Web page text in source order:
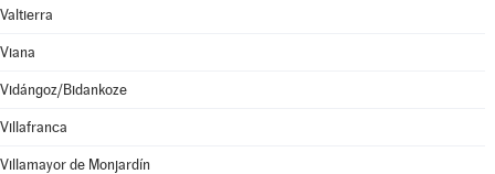
Valtierra
Viana
Vidángoz/Bidankoze
Villafranca
Villamayor de Monjardín